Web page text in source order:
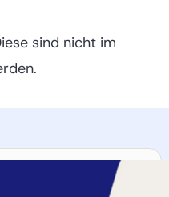
sind nicht im